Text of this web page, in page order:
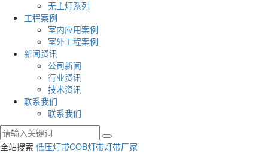
无主灯系列
工程案例
室内应用案例
室外工程案例
新闻资讯
公司新闻
行业资讯
技术资讯
联系我们
联系我们
全站搜索 低压灯带COB灯带灯带厂家